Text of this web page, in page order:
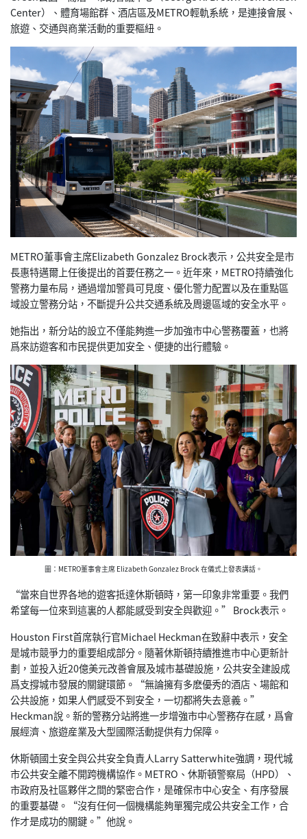
Center）、體育場館群、酒店區及METRO輕軌系統，是連接會展、
旅遊、交通與商業活動的重要樞紐。
METRO董事會主席Elizabeth Gonzalez Brock表示，公共安全是市
長惠特邁爾上任後提出的首要任務之一。近年來，METRO持續強化
警務力量布局，通過增加警員可見度、優化警力配置以及在重點區
域設立警務分站，不斷提升公共交通系統及周邊區域的安全水平。
她指出，新分站的設立不僅能夠進一步加強市中心警務覆蓋，也將
爲來訪遊客和市民提供更加安全、便捷的出行體驗。
圖：METRO董事會主席 Elizabeth Gonzalez Brock 在儀式上發表講話。
“當來自世界各地的遊客抵達休斯頓時，第一印象非常重要。我們
希望每一位來到這裏的人都能感受到安全與歡迎。” Brock表示。
Houston First首席執行官Michael Heckman在致辭中表示，安全
是城市競爭力的重要組成部分。隨著休斯頓持續推進市中心更新計
劃，並投入近20億美元改善會展及城市基礎設施，公共安全建設成
爲支撐城市發展的關鍵環節。“無論擁有多麽優秀的酒店、場館和
公共設施，如果人們感受不到安全，一切都將失去意義。”
Heckman說。新的警務分站將進一步增強市中心警務存在感，爲會
展經濟、旅遊産業及大型國際活動提供有力保障。
休斯頓國土安全與公共安全負責人Larry Satterwhite強調，現代城
市公共安全離不開跨機構協作。METRO、休斯頓警察局（HPD）、
市政府及社區夥伴之間的緊密合作，是確保市中心安全、有序發展
的重要基礎。“沒有任何一個機構能夠單獨完成公共安全工作，合
作才是成功的關鍵。”他說。